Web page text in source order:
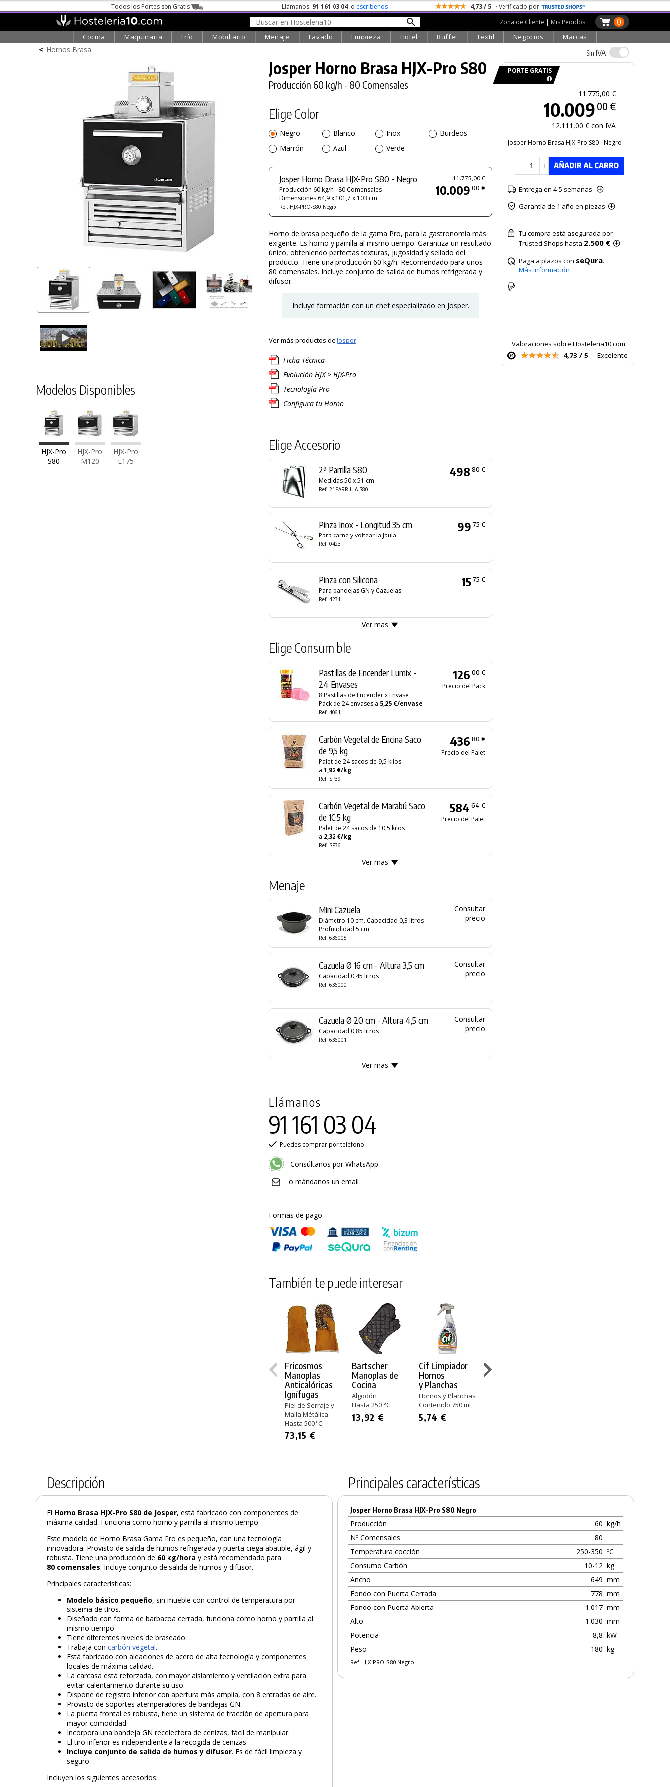
Todos los Portes son Gratis Llámanos 91 161 03 04 o escríbenos 4,73 / 5 · Verificado por
0
Zona de Cliente | Mis Pedidos
Cocina Maquinaria Frío Mobiliario Menaje Lavado Limpieza Hotel Buffet Textil Negocios Marcas
< Hornos Brasa
TE PUEDE INTERESAR
Pastillas de Encender
Lumix - 24 Envases
Encina Saco de 9,5 kg
1,92 € /kg
Modelos Disponibles
HJX-Pro
S80
HJX-Pro
M120
HJX-Pro
L175
Josper Horno Brasa HJX-Pro S80
Producción 60 kg/h - 80 Comensales
Elige Color
Negro Blanco Inox
Burdeos
Marrón
Azul Verde
Josper Horno Brasa HJX-Pro S80 - Negro
Producción 60 kg/h - 80 Comensales
Dimensiones 64,9 x 101,7 x 103 cm
Ref. HJX-PRO-S80 Negro
11.775,00 €
10.009 00 €
Horno de brasa pequeño de la gama Pro, para la gastronomía más
exigente. Es horno y parrilla al mismo tiempo. Garantiza un resultado
único, obteniendo perfectas texturas, jugosidad y sellado del
producto. Tiene una producción 60 kg/h. Recomendado para unos
80 comensales. Incluye conjunto de salida de humos refrigerada y
difusor.
Incluye formación con un chef especializado en Josper.
Ver más productos de Josper.
Ficha Técnica
Evolución HJX > HJX-Pro
Tecnología Pro
Configura tu Horno
Elige Accesorio
2ª Parrilla S80
Medidas 50 x 51 cm
Ref. 2ª PARRILLA S80
498 80 €
Pinza Inox - Longitud 35 cm
Para carne y voltear la Jaula
Ref. 0423
99 75 €
Pinza con Silicona
Para bandejas GN y Cazuelas
Ref. 4231
15 75 €
Ver mas
Elige Consumible
Pastillas de Encender Lumix -
24 Envases
8 Pastillas de Encender x Envase
Pack de 24 envases a 5,25 €/envase
Ref. 4061
126 00 €
Precio del Pack
Carbón Vegetal de Encina Saco
de 9,5 kg
Palet de 24 sacos de 9,5 kilos
a 1,92 €/kg
Ref. SP39
436 80 €
Precio del Palet
Carbón Vegetal de Marabú Saco
de 10,5 kg
Palet de 24 sacos de 10,5 kilos
a 2,32 €/kg
Ref. SP36
584 64 €
Precio del Palet
Ver mas
Menaje
Mini Cazuela
Diámetro 10 cm. Capacidad 0,3 litros
Profundidad 5 cm
Ref. 636005
Consultar
precio
Cazuela Ø 16 cm - Altura 3,5 cm
Capacidad 0,45 litros
Ref. 636000
Consultar
precio
Cazuela Ø 20 cm - Altura 4,5 cm
Capacidad 0,85 litros
Ref. 636001
Consultar
precio
Ver mas
Llámanos
91 161 03 04
Puedes comprar por teléfono
Consúltanos por WhatsApp
o mándanos un email
Formas de pago
También te puede interesar
Fricosmos
Manoplas
Anticalóricas
Ignífugas
Piel de Serraje y
Malla Métálica
Hasta 500 ºC
73,15 €
Bartscher
Manoplas de
Cocina
Algodón
Hasta 250 °C
13,92 €
Cif Limpiador
Hornos
y Planchas
Hornos y Planchas
Contenido 750 ml
5,74 €
Blancoplata
Quitagrasas
Sin IVA
PORTE GRATIS
11.775,00 €
10.009 00 €
12.111,00 € con IVA
Josper Horno Brasa HJX-Pro S80 - Negro
– +
Entrega en 4-5 semanas
Garantía de 1 año en piezas
Tu compra está asegurada por
Trusted Shops hasta 2.500 €
Paga a plazos con seQura.
Más información
Valoraciones sobre Hosteleria10.com
4,73 / 5 · Excelente
Descripción
El Horno Brasa HJX-Pro S80 de Josper, está fabricado con componentes de
máxima calidad. Funciona como horno y parrilla al mismo tiempo.
Este modelo de Horno Brasa Gama Pro es pequeño, con una tecnología
innovadora. Provisto de salida de humos refrigerada y puerta ciega abatible, ágil y
robusta. Tiene una producción de 60 kg/hora y está recomendado para
80 comensales. Incluye conjunto de salida de humos y difusor.
Principales características:
Modelo básico pequeño, sin mueble con control de temperatura por
sistema de tiros.
Diseñado con forma de barbacoa cerrada, funciona como horno y parrilla al
mismo tiempo.
Tiene diferentes niveles de braseado.
Trabaja concarbón vegetal.
Está fabricado con aleaciones de acero de alta tecnología y componentes
locales de máxima calidad.
La carcasa está reforzada, con mayor aislamiento y ventilación extra para
evitar calentamiento durante su uso.
Dispone de registro inferior con apertura más amplia, con 8 entradas de aire.
Provisto de soportes atemperadores de bandejas GN.
La puerta frontal es robusta, tiene un sistema de tracción de apertura para
mayor comodidad.
Incorpora una bandeja GN recolectora de cenizas, fácil de manipular.
El tiro inferior es independiente a la recogida de cenizas.
Incluye conjunto de salida de humos y difusor. Es de fácil limpieza y
seguro.
Incluyen los siguientes accesorios:
Principales características
Josper Horno Brasa HJX-Pro S80 Negro
Producción 60 kg/h
Nº Comensales
80
Temperatura cocción
250-350 ºC
Consumo Carbón
10-12 kg
Ancho
649 mm
Fondo con Puerta Cerrada
778 mm
Fondo con Puerta Abierta
1.017 mm
Alto
1.030 mm
Potencia
8,8 kW
Peso
180 kg
Ref. HJX-PRO-S80 Negro